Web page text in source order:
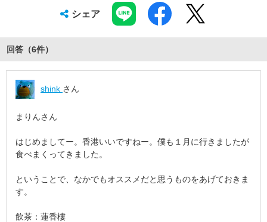
シェア
回答（6件）
shink さん
まりんさん
はじめましてー。香港いいですねー。僕も１月に行きましたが
食べまくってきました。
ということで、なかでもオススメだと思うものをあげておきま
す。
飲茶：蓮香樓